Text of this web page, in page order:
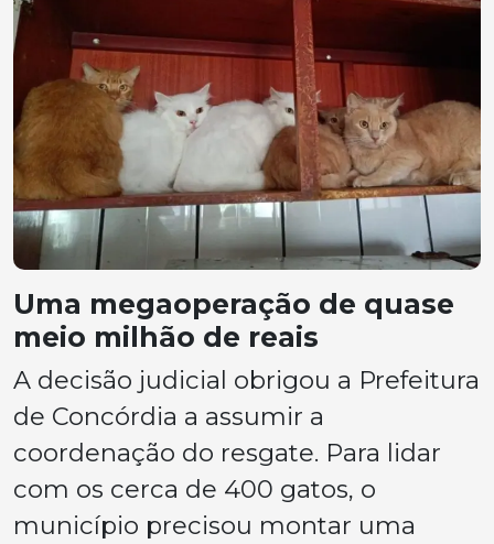
Uma megaoperação de quase
meio milhão de reais
A decisão judicial obrigou a Prefeitura
de Concórdia a assumir a
coordenação do resgate. Para lidar
com os cerca de 400 gatos, o
município precisou montar uma